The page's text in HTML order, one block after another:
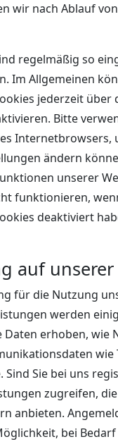
wir nach Ablauf von
regelmäßig so
Im Allgemeinen
jederzeit über
Bitte
Internetbrowsers,
ändern
unserer
funktionieren,
deaktiviert
auf unserer
für die Nutzung
werden
erhoben, wie
Sind Sie bei uns
zugreifen,
anbieten.
bei Bedarf